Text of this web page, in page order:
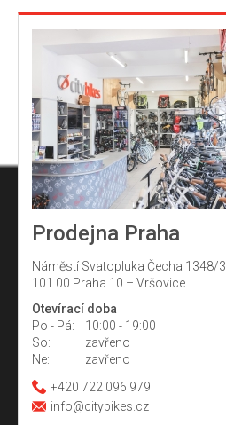
Prodejna Praha
Náměstí Svatopluka Čecha 1348/3
101 00 Praha 10 – Vršovice
Otevírací doba
Po - Pá:
10:00 - 19:00
So:
zavřeno
Ne:
zavřeno
+420 722 096 979
info@citybikes.cz